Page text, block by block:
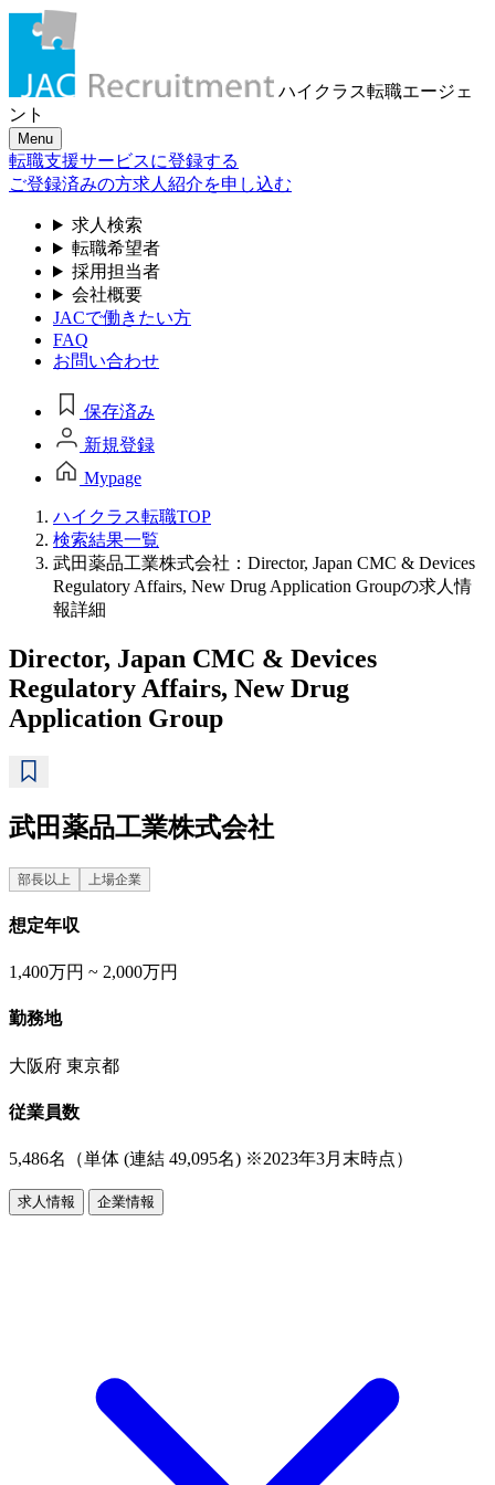
ハイクラス転職エージェ
ント
Menu
転職支援サービスに登録する
ご登録済みの方求人紹介を申し込む
求人検索
転職希望者
採用担当者
会社概要
JACで働きたい方
FAQ
お問い合わせ
保存済み
新規登録
Mypage
ハイクラス転職TOP
検索結果一覧
武田薬品工業株式会社：Director, Japan CMC & Devices
Regulatory Affairs, New Drug Application Groupの求人情
報詳細
Director, Japan CMC & Devices
Regulatory Affairs, New Drug
Application Group
武田薬品工業株式会社
部長以上 上場企業
想定年収
1,400万円 ~ 2,000万円
勤務地
大阪府 東京都
従業員数
5,486名（単体 (連結 49,095名) ※2023年3月末時点）
求人情報 企業情報